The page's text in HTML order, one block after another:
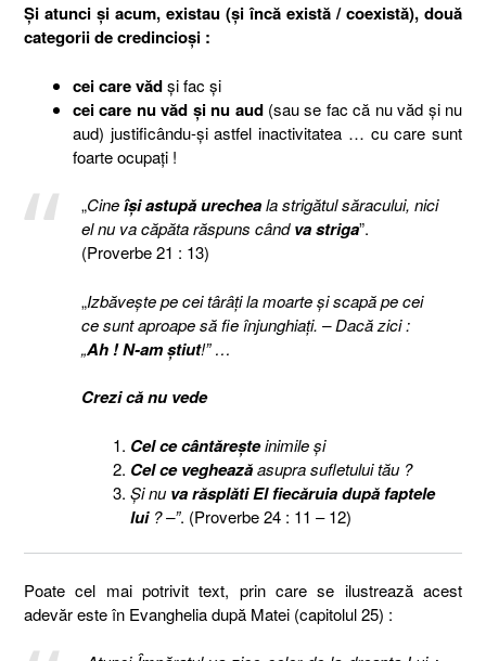
Şi atunci şi acum, existau (şi încă există / coexistă), două
categorii de credincioşi :
cei care vădşi fac şi
cei care nu văd şi nu aud(sau se fac că nu văd şi nu
aud) justificându-şi astfel inactivitatea … cu care sunt
foarte ocupaţi !
„Cineîşi astupă urecheala strigătul săracului, nici
el nu va căpăta răspuns cândva striga”.
(Proverbe 21 : 13)
„Izbăveşte pe cei târâţi la moarte şi scapă pe cei
ce sunt aproape să fie înjunghiaţi. – Dacă zici :
„Ah ! N-am ştiut!” …
Crezi că nu vede
Cel ce cântăreşteinimile şi
Cel ce vegheazăasupra sufletului tău ?
Şi nu va răsplăti El fiecăruia după faptele
lui? –”. (Proverbe 24 : 11 – 12)
Poate cel mai potrivit text, prin care se ilustrează acest
adevăr este în Evanghelia după Matei (capitolul 25) :